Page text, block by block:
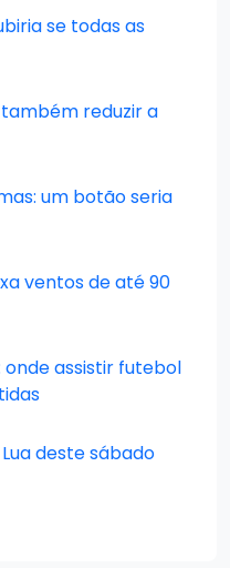
se todas as
também reduzir a
um botão seria
ventos de até 90
assistir futebol
deste sábado